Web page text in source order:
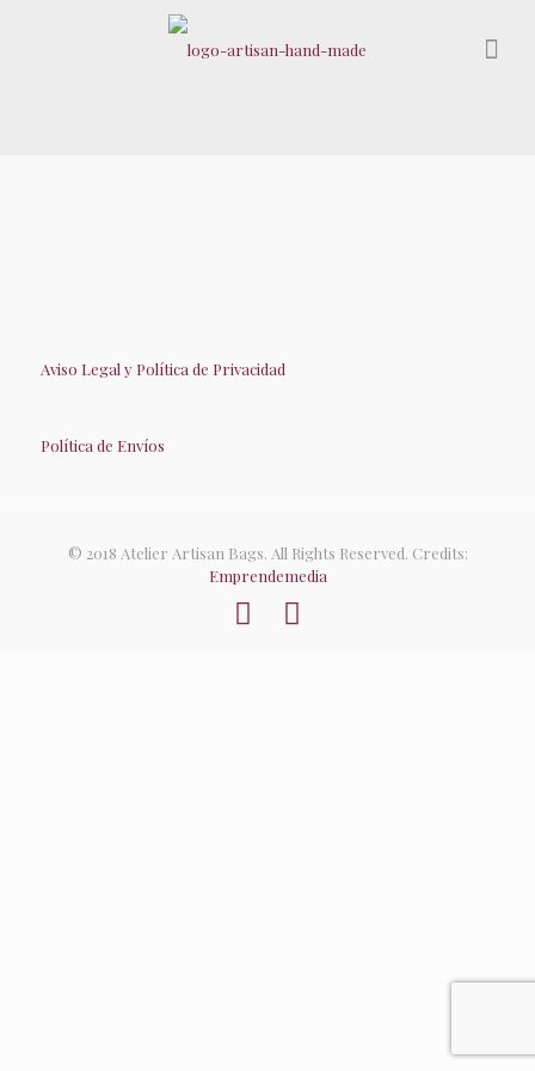
Aviso Legal y Política de Privacidad
Política de Envíos
© 2018 Atelier Artisan Bags. All Rights Reserved. Credits:
Emprendemedia